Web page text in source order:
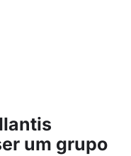
um grupo